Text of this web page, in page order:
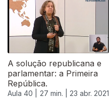
A solução republicana e
parlamentar: a Primeira
República.
Aula 40 | 27 min. | 23 abr. 2021